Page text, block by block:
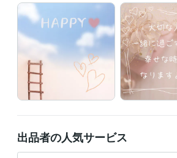
得意分野
悩み相談・カウンセリング 人間関係のお悩み
トナーとの関係のお悩み 親との関係のお悩み
出品者の人気サービス